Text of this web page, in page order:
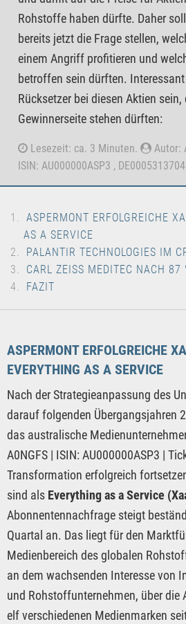
Rohstoffe haben dürfte. Daher
bereits jetzt die Frage stellen,
einem Angriff profitieren und
betroffen sein dürften.
Rücksetzer bei diesen Aktien
Gewinnerseite stehen dürften:
Lesezeit: ca. 3 Minuten.
Autor:
ISIN: AU000000ASP3 ,
ASPERMONT ERFOLGREICHE
AS A SERVICE
PALANTIR TECHNOLOGIES IM
CARL ZEISS MEDITEC NACH 87
FAZIT
ASPERMONT ERFOLGREICHE
EVERYTHING AS A SERVICE
Nach der Strategieanpassung des
darauf folgenden Übergangsjahren
das australische
A0NGFS | ISIN: AU000000ASP3 |
Transformation erfolgreich
sind als Everything as a Service
Abonnentennachfrage steigt
Quartal an. Das liegt für den
Medienbereich des globalen
an dem wachsenden Interesse von
und Rohstoffunternehmen, über die
elf verschiedenen Medienmarken